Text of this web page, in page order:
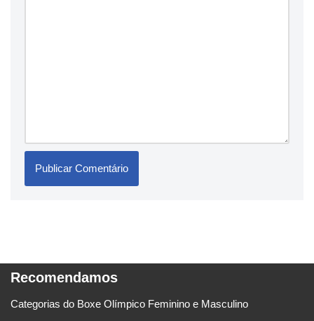
Recomendamos
Categorias do Boxe Olímpico Feminino e Masculino